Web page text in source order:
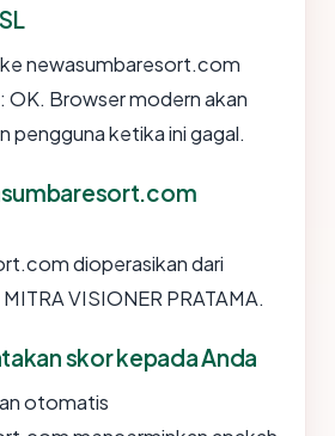
newasumbaresort.com
OK. Browser modern akan
pengguna ketika ini gagal.
dioperasikan dari
VISIONER PRATAMA.
skor kepada Anda
otomatis